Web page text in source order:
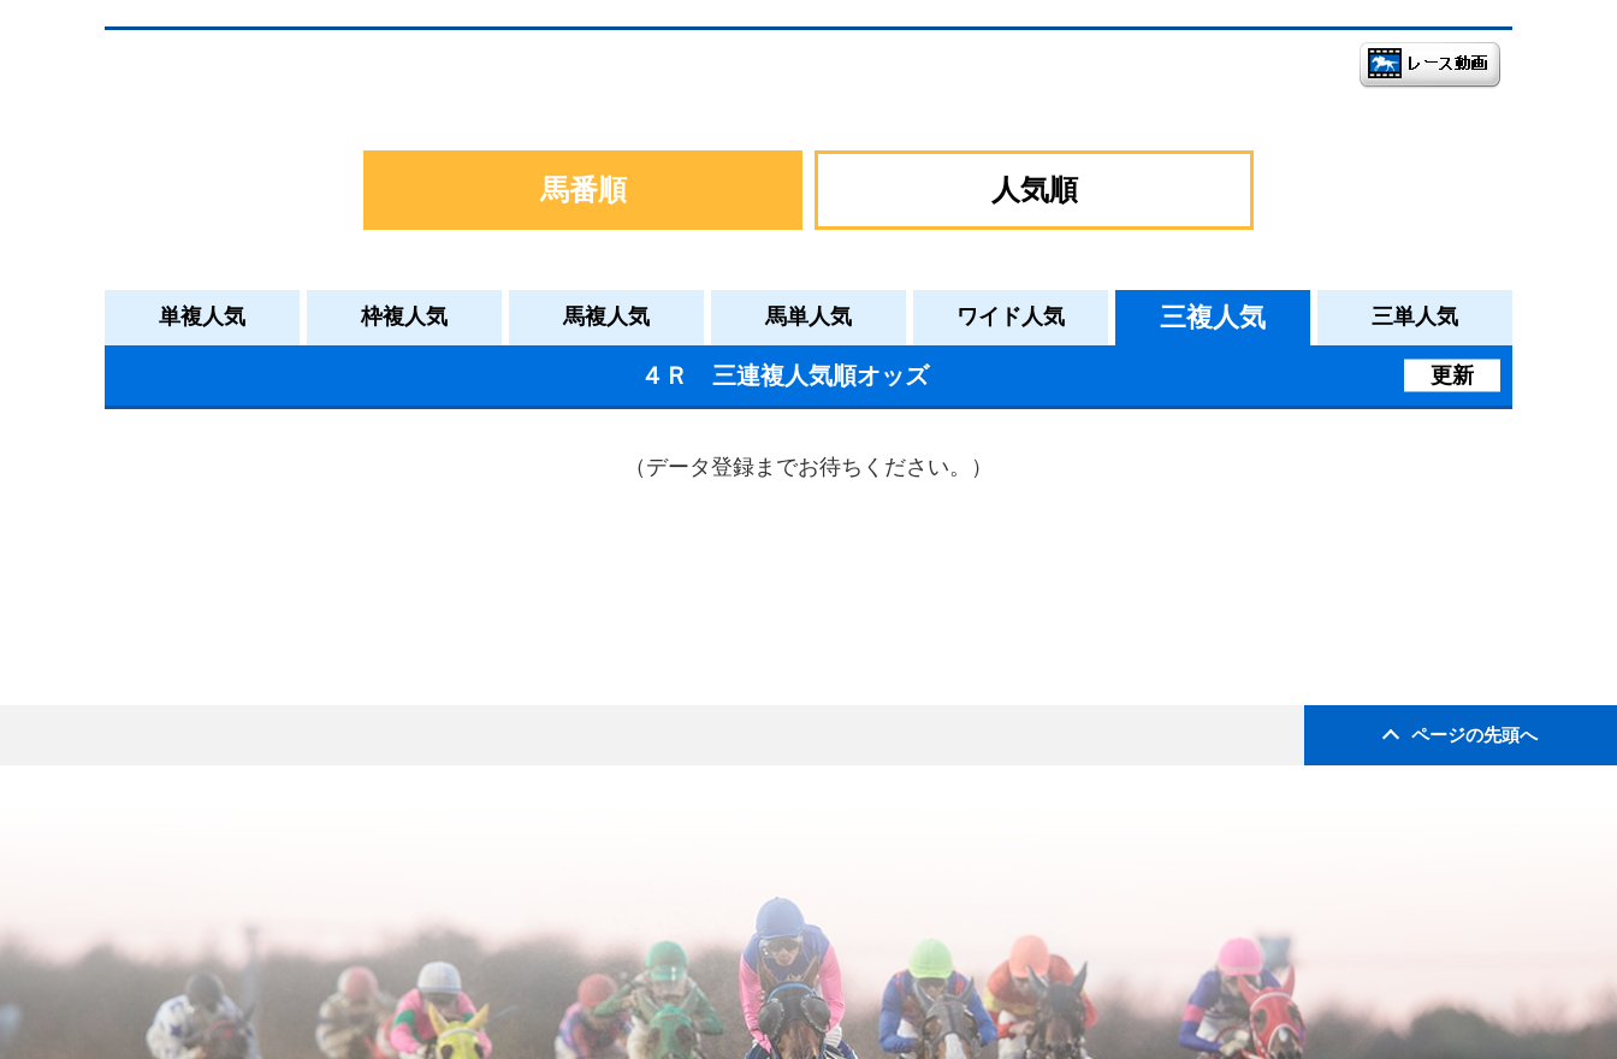
馬番順 人気順
単複人気 枠複人気 馬複人気 馬単人気 ワイド人気 三複人気 三単人気
４Ｒ 三連複人気順オッズ 更新
（データ登録までお待ちください。）
ページの先頭へ